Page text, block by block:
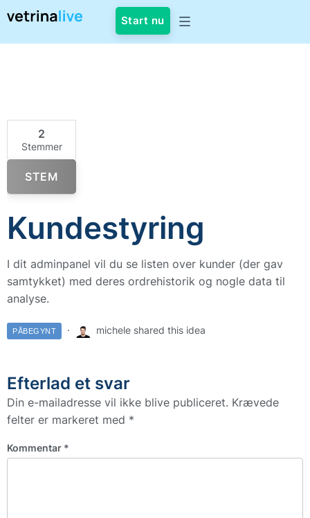
Start nu
2
Stemmer
STEM
Kundestyring
I dit adminpanel vil du se listen over kunder (der gav
samtykket) med deres ordrehistorik og nogle data til
analyse.
PÅBEGYNT michele shared this idea
Efterlad et svar
Din e-mailadresse vil ikke blive publiceret. Krævede
felter er markeret med *
Kommentar *